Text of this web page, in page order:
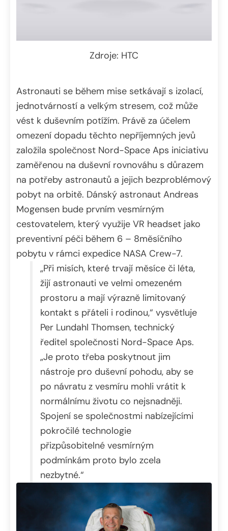
Zdroje: HTC
Astronauti se během mise setkávají s izolací,
jednotvárností a velkým stresem, což může
vést k duševním potížím. Právě za účelem
omezení dopadu těchto nepříjemných jevů
založila společnost Nord-Space Aps iniciativu
zaměřenou na duševní rovnováhu s důrazem
na potřeby astronautů a jejich bezproblémový
pobyt na orbitě. Dánský astronaut Andreas
Mogensen bude prvním vesmírným
cestovatelem, který využije VR headset jako
preventivní péči během 6 – 8měsíčního
pobytu v rámci expedice NASA Crew-7.
„Při misích, které trvají měsíce či léta,
žijí astronauti ve velmi omezeném
prostoru a mají výrazně limitovaný
kontakt s přáteli i rodinou,“ vysvětluje
Per Lundahl Thomsen, technický
ředitel společnosti Nord-Space Aps.
„Je proto třeba poskytnout jim
nástroje pro duševní pohodu, aby se
po návratu z vesmíru mohli vrátit k
normálnímu životu co nejsnadněji.
Spojení se společnostmi nabízejícími
pokročilé technologie
přizpůsobitelné vesmírným
podmínkám proto bylo zcela
nezbytné.“